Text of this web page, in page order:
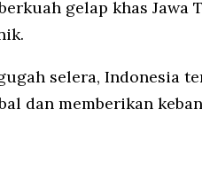
gelap khas
selera,
dan memberikan